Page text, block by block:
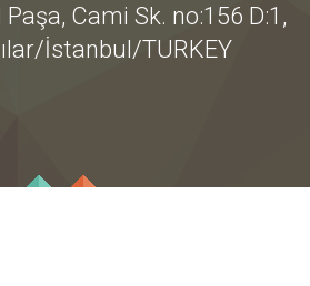
Cami Sk. no:156 D:1,
İstanbul/TURKEY